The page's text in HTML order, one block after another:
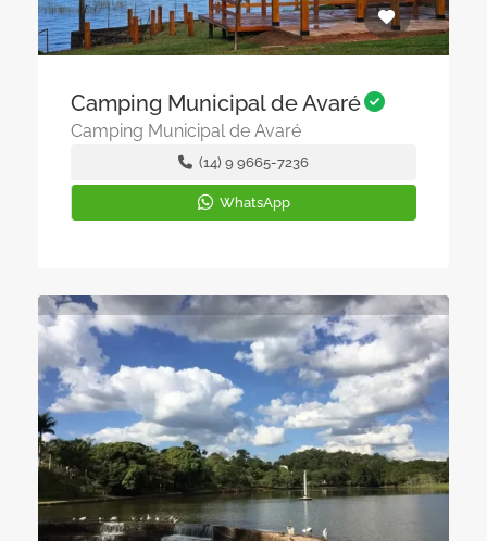
Camping Municipal de Avaré
Camping Municipal de Avaré
(14) 9 9665-7236
WhatsApp